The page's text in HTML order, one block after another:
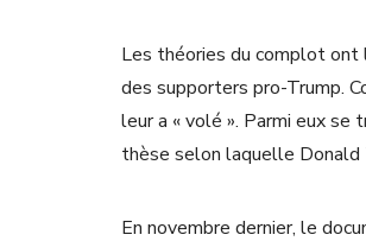
Les théories du complot ont
des supporters pro-Trump.
leur a « volé ». Parmi eux
thèse selon laquelle Donald
En novembre dernier, le